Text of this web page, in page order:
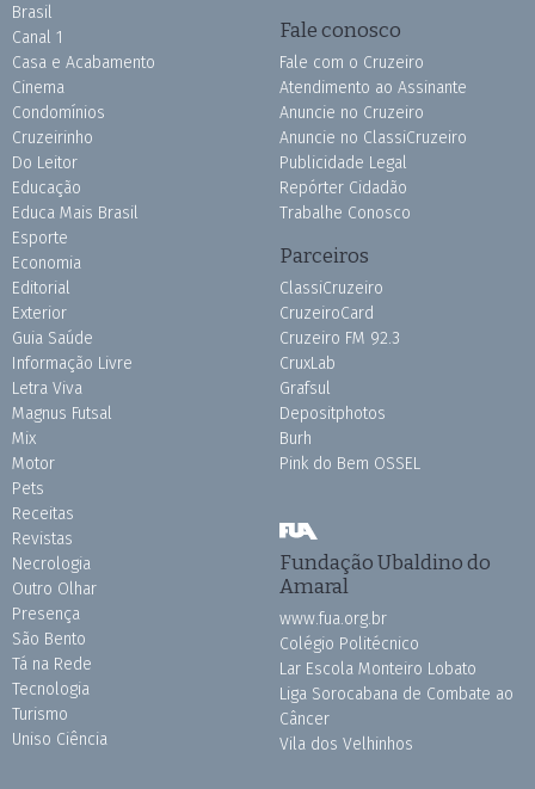
Brasil
Canal 1
Casa e Acabamento
Cinema
Condomínios
Cruzeirinho
Do Leitor
Educação
Educa Mais Brasil
Esporte
Economia
Editorial
Exterior
Guia Saúde
Informação Livre
Letra Viva
Magnus Futsal
Mix
Motor
Pets
Receitas
Revistas
Necrologia
Outro Olhar
Presença
São Bento
Tá na Rede
Tecnologia
Turismo
Uniso Ciência
Fale conosco
Fale com o Cruzeiro
Atendimento ao Assinante
Anuncie no Cruzeiro
Anuncie no ClassiCruzeiro
Publicidade Legal
Repórter Cidadão
Trabalhe Conosco
Parceiros
ClassiCruzeiro
CruzeiroCard
Cruzeiro FM 92.3
CruxLab
Grafsul
Depositphotos
Burh
Pink do Bem OSSEL
Fundação Ubaldino do
Amaral
www.fua.org.br
Colégio Politécnico
Lar Escola Monteiro Lobato
Liga Sorocabana de Combate ao
Câncer
Vila dos Velhinhos